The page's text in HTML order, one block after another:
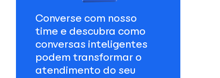
Converse com nosso
time e descubra como
conversas inteligentes
podem transformar o
atendimento do seu